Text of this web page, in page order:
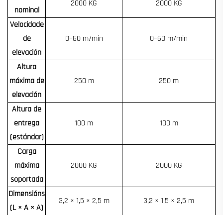
nominal
2000 KG 2000 KG
Velocidade
de
elevación
0–60 m/min 0–60 m/min
Altura
máxima de
elevación
250 m 250 m
Altura de
entrega
(estándar)
100 m 100 m
Carga
máxima
soportada
2000 KG 2000 KG
Dimensións
(L × A × A)
3,2 × 1,5 × 2,5 m 3,2 × 1,5 × 2,5 m